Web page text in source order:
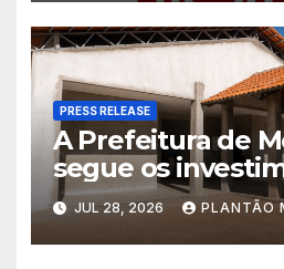
PRESS RELEASE
A Prefeitura de
segue os
educação. A obra
Municipal
Figueiredo
JUL 28, 2026 PLANTÃO